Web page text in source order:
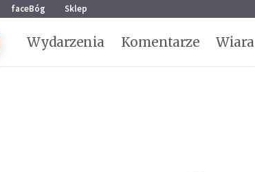
faceBóg Sklep
Wydarzenia Komentarze Wiara